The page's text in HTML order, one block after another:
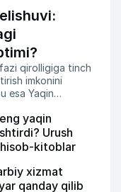
qirolligiga tinch
imkonini
esa Yaqin
olib chiqmoqda.
oʻz milliy
Xoʻsh, nega
imkoniyatni
yaqin
Urush
kitoblar
xizmat
qanday qilib